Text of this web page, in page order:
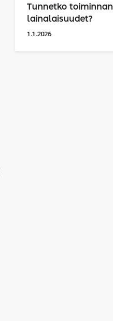
Tunnetko toiminnan
lainalaisuudet?
1.1.2026